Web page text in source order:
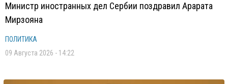
Министр иностранных дел Сербии поздравил Арарата
Мирзояна
ПОЛИТИКА
09 Августа 2026 - 14:22